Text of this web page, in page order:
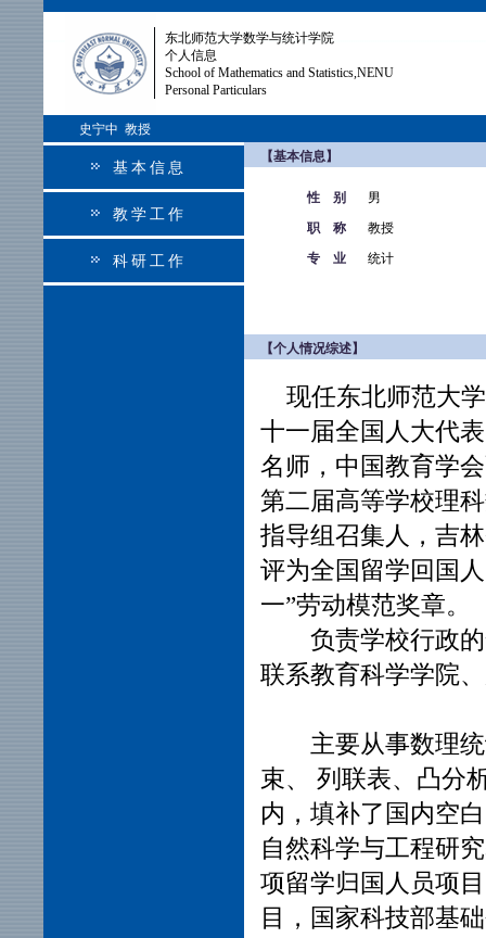
东北师范大学数学与统计学院
个人信息
School of Mathematics and Statistics,NENU
Personal Particulars
史宁中 教授
基本信息
教学工作
科研工作
【基本信息】
性 别
男
职 称
教授
专 业
统计
【个人情况综述】
现任东北师范大
十一届全国人大代
名师，中国教育学
第二届高等学校理
指导组召集人，吉
评为全国留学回国
一”劳动模范奖章。
负责学校行政的
联系教育科学学院
主要从事数理统
束、 列联表、凸分
内，填补了国内空
自然科学与工程研
项留学归国人员项
目，国家科技部基